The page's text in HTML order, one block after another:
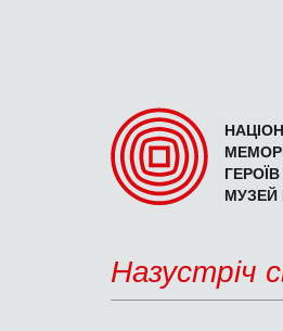
МУЗЕЙ
Назустріч